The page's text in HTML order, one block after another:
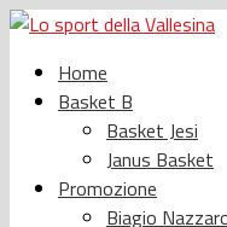
Home
Basket B
Basket Jesi
Janus Basket
Promozione
Biagio